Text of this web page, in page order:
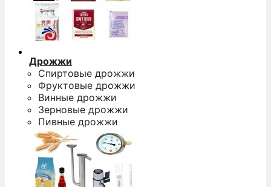
Дрожжи
Спиртовые дрожжи
Фруктовые дрожжи
Винные дрожжи
Зерновые дрожжи
Пивные дрожжи